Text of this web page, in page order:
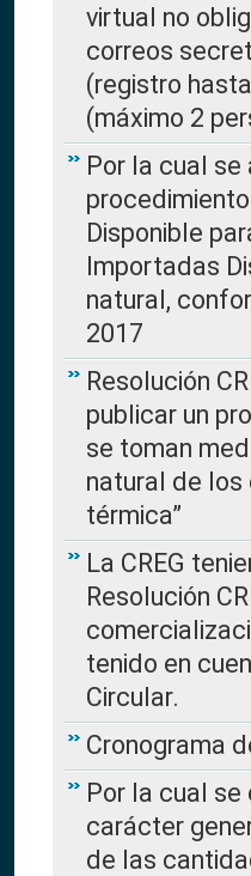
virtual no
correos
(registro
(máximo 2
Por la cual
Disponible
Importadas
natural,
2017
Resolución
publicar un
se toman
natural de los
térmica”
La CREG
Resolución
tenido en
Circular.
Cronograma
Por la cual
carácter
de las